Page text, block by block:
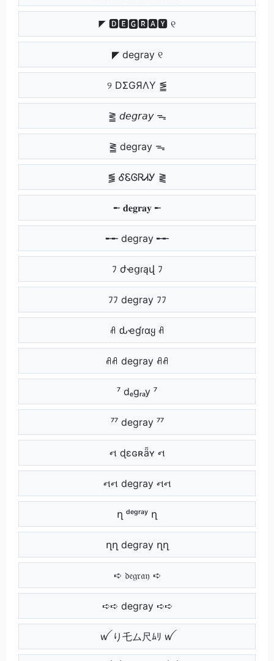
◤ 🅳🅴🅶🆁🅰🆈 ୧
◤ degray ୧
୨ DΣGЯΛY ⪑
⪒ 𝘥𝘦𝘨𝘳𝘢𝘺 ᯓ
⪒ degray ᯓ
⪓ ᎴᏋᎶᏒᏗᎩ ⪔
╾ 𝐝𝐞𝐠𝐫𝐚𝐲 ╾
╾╾ degray ╾╾
ﾌ ժҽցɾąվ ﾌ
ﾌﾌ degray ﾌﾌ
ꋬ ԃҽɠɾαყ ꋬ
ꋬꋬ degray ꋬꋬ
⁷ dₑgᵣₐy ⁷
⁷⁷ degray ⁷⁷
ન ɖɛɢʀǟʏ ન
નન degray નન
ղ ᵈᵉᵍʳᵃʸ ղ
ղղ degray ղղ
➪ 𝔡𝔢𝔤𝔯𝔞𝔶 ➪
➪➪ degray ➪➪
ꪝ り乇ム尺ﾑﾘ ꪝ